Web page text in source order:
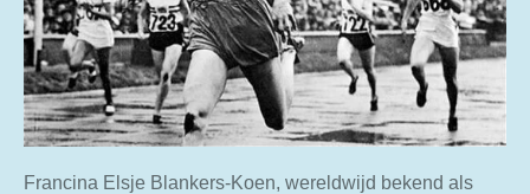
Francina Elsje Blankers-Koen, wereldwijd bekend als